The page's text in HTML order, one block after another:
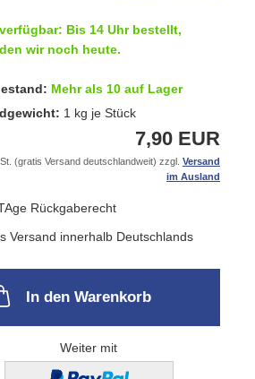
Bis 14 Uhr bestellt,
wir noch heute.
Mehr als 10 auf Lager
1 kg je Stück
7,90 EUR
(gratis Versand deutschlandweit) zzgl. Versand
im Ausland
In den Warenkorb
Weiter mit